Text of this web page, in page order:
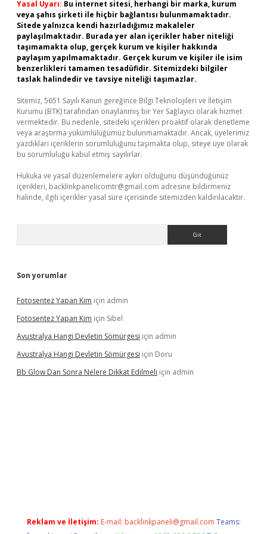
Yasal Uyarı: Bu internet sitesi, herhangi bir marka, kurum
veya şahıs şirketi ile hiçbir bağlantısı bulunmamaktadır.
Sitede yalnızca kendi hazırladığımız makaleler
paylaşılmaktadır. Burada yer alan içerikler haber niteliği
taşımamakta olup, gerçek kurum ve kişiler hakkında
paylaşım yapılmamaktadır. Gerçek kurum ve kişiler ile isim
benzerlikleri tamamen tesadüfidir. Sitemizdeki bilgiler
taslak halindedir ve tavsiye niteliği taşımazlar.
Sitemiz, 5651 Sayılı Kanun gereğince Bilgi Teknolojileri ve İletişim
Kurumu (BTK) tarafından onaylanmış bir Yer Sağlayıcı olarak hizmet
vermektedir. Bu nedenle, sitedeki içerikleri proaktif olarak denetleme
veya araştırma yükümlülüğümüz bulunmamaktadır. Ancak, üyelerimiz
yazdıkları içeriklerin sorumluluğunu taşımakta olup, siteye üye olarak
bu sorumluluğu kabul etmiş sayılırlar.
Hukuka ve yasal düzenlemelere aykırı olduğunu düşündüğünüz
içerikleri, backlinkpanelicomtr@gmail.com adresine bildirmeniz
halinde, ilgili içerikler yasal süre içerisinde sitemizden kaldırılacaktır.
Son yorumlar
Fotosentez Yapan Kim için admin
Fotosentez Yapan Kim için Sibel
Avustralya Hangi Devletin Sömürgesi için admin
Avustralya Hangi Devletin Sömürgesi için Doru
Bb Glow Dan Sonra Nelere Dikkat Edilmeli için admin
Reklam ve İletişim: E-mail: backlinkpaneli@gmail.com Teams: